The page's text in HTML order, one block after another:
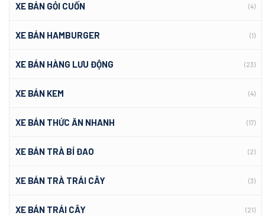
XE BÁN GỎI CUỐN (4)
XE BÁN HAMBURGER (1)
XE BÁN HÀNG LƯU ĐỘNG (23)
XE BÁN KEM (4)
XE BÁN THỨC ĂN NHANH (17)
XE BÁN TRÀ BÍ ĐAO (2)
XE BÁN TRÀ TRÁI CÂY (3)
XE BÁN TRÁI CÂY (21)